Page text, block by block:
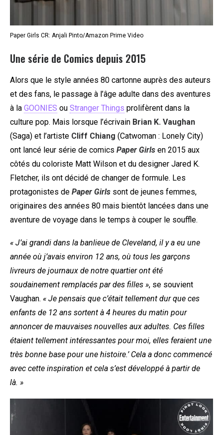
Paper Girls CR: Anjali Pinto/Amazon Prime Video
Une série de Comics depuis 2015
Alors que le style années 80 cartonne auprès des auteurs
et des fans, le passage à l’âge adulte dans des aventures
à la GOONIES ou Stranger Things prolifèrent dans la
culture pop. Mais lorsque l’écrivain Brian K. Vaughan
(Saga) et l’artiste Cliff Chiang (Catwoman : Lonely City)
ont lancé leur série de comics Paper Girls en 2015 aux
côtés du coloriste Matt Wilson et du designer Jared K.
Fletcher, ils ont décidé de changer de formule. Les
protagonistes de Paper Girls sont de jeunes femmes,
originaires des années 80 mais bientôt lancées dans une
aventure de voyage dans le temps à couper le souffle.
« J’ai grandi dans la banlieue de Cleveland, il y a eu une
année où j’avais environ 12 ans, où tous les garçons
livreurs de journaux de notre quartier ont été
soudainement remplacés par des filles », se souvient
Vaughan. « Je pensais que c’était tellement dur que ces
enfants de 12 ans sortent à 4 heures du matin pour
annoncer de mauvaises nouvelles aux adultes. Ces filles
étaient tellement intéressantes pour moi, elles feraient une
très bonne base pour une histoire.’ Cela a donc commencé
avec cette inspiration et cela s’est développé à partir de
là. »